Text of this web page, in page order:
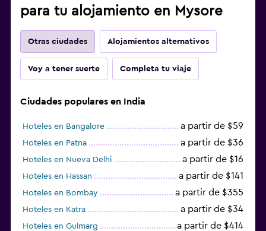
para tu alojamiento en Mysore
Otras ciudades Alojamientos alternativos
Voy a tener suerte Completa tu viaje
Ciudades populares en India
Hoteles en Bangalore a partir de $59
Hoteles en Patna a partir de $36
Hoteles en Nueva Delhi a partir de $16
Hoteles en Hassan a partir de $141
Hoteles en Bombay a partir de $355
Hoteles en Katra a partir de $34
Hoteles en Gulmarg a partir de $414